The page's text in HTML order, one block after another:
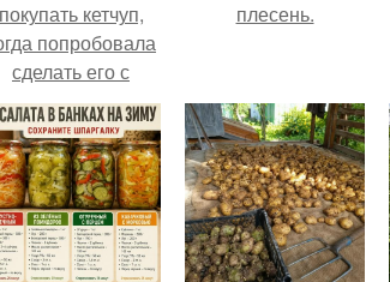
кетчуп,
попробовала
сделать его с
яблоками.
плесень.